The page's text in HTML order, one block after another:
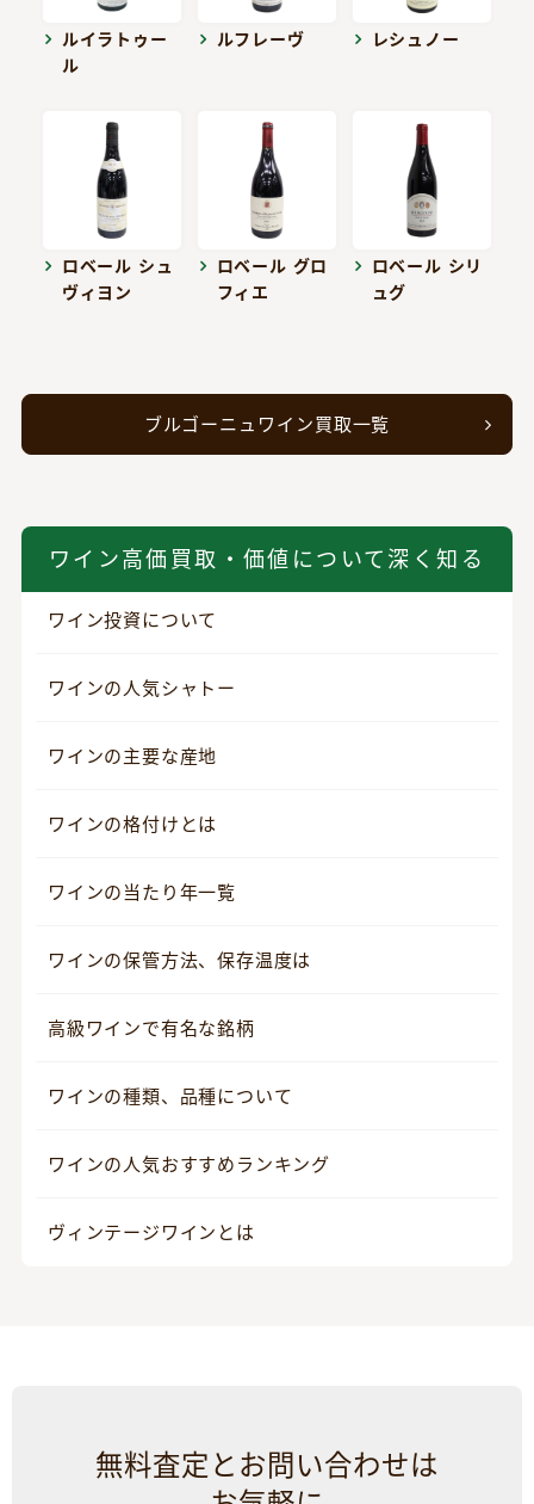
ルイラトゥー
ル
ルフレーヴ レシュノー
ロベール シュ
ヴィヨン
ロベール グロ
フィエ
ロベール シリ
ュグ
ブルゴーニュワイン買取一覧
ワイン高価買取・価値について深く知る
ワイン投資について
ワインの人気シャトー
ワインの主要な産地
ワインの格付けとは
ワインの当たり年一覧
ワインの保管方法、保存温度は
高級ワインで有名な銘柄
ワインの種類、品種について
ワインの人気おすすめランキング
ヴィンテージワインとは
無料査定とお問い合わせは